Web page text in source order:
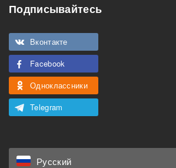
Подписывайтесь
Вконтакте
Facebook
Одноклассники
Telegram
Русский